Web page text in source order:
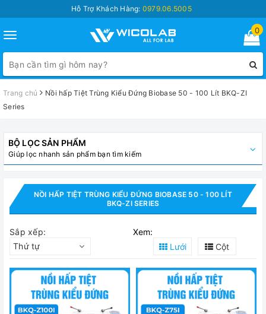
Hỗ Trợ Khách Hàng: 0979.06.5005
Toggle
navigation
0
Trang chủ
Nồi hấp Tiệt Trùng Kiểu Đứng Biobase 50 - 100 Lít BKQ-ZI
Series
BỘ LỌC SẢN PHẨM
Giúp lọc nhanh sản phẩm bạn tìm kiếm
NỒI HẤP TIỆT TRÙNG KIỂU ĐỨNG BIOBASE 50 - 100 LÍT
BKQ-ZI SERIES
Sắp xếp:
Thứ tự
Xem:
Lưới
Cột